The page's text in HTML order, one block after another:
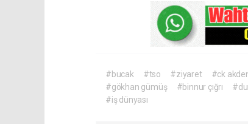
#bucak #tso #ziyaret #ck
#gökhan gümüş
#binnur çığrı
#iş dünyası